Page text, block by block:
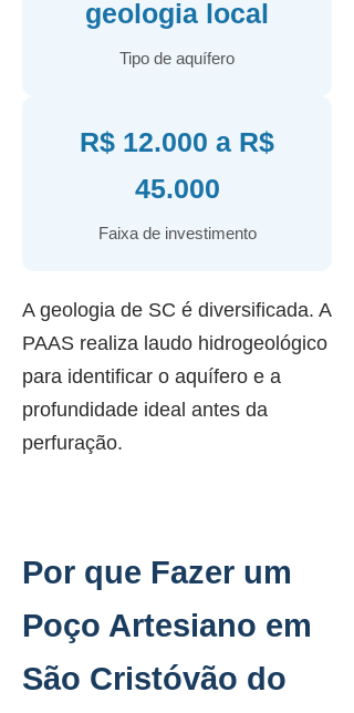
geologia local
Tipo de aquífero
R$ 12.000 a R$
45.000
Faixa de investimento
A geologia de SC é diversificada. A
PAAS realiza laudo hidrogeológico
para identificar o aquífero e a
profundidade ideal antes da
perfuração.
Por que Fazer um
Poço Artesiano em
São Cristóvão do